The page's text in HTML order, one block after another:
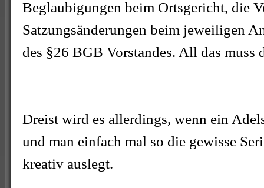
Beglaubigungen beim Ortsgericht, die
Satzungsänderungen beim jeweiligen
des §26 BGB Vorstandes. All das muss
Dreist wird es allerdings, wenn ein
und man einfach mal so die gewisse
kreativ auslegt.